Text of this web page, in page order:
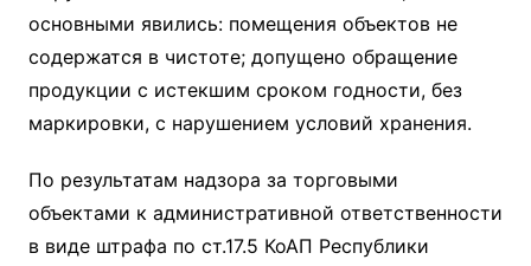
основными явились: помещения объектов не
содержатся в чистоте; допущено обращение
продукции с истекшим сроком годности, без
маркировки, с нарушением условий хранения.
По результатам надзора за торговыми
объектами к административной ответственности
в виде штрафа по ст.17.5 КоАП Республики